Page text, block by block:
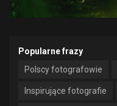
Popularne frazy
Polscy fotografowie
Inspirujące fotografie